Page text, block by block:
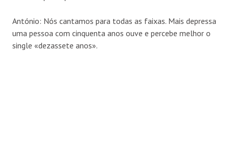
António: Nós cantamos para todas as faixas. Mais depressa
uma pessoa com cinquenta anos ouve e percebe melhor o
single «dezassete anos».